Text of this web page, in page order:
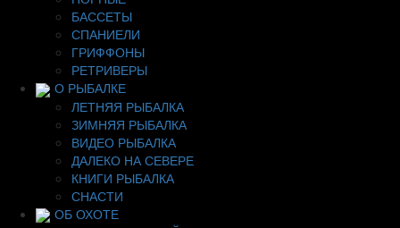
БАССЕТЫ
СПАНИЕЛИ
ГРИФФОНЫ
РЕТРИВЕРЫ
О РЫБАЛКЕ
ЛЕТНЯЯ РЫБАЛКА
ЗИМНЯЯ РЫБАЛКА
ВИДЕО РЫБАЛКА
ДАЛЕКО НА СЕВЕРЕ
КНИГИ РЫБАЛКА
СНАСТИ
ОБ ОХОТЕ